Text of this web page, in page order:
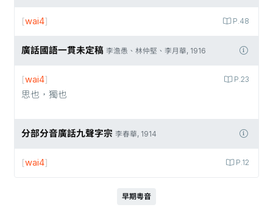
P.48
[wai4]
廣話國語一貫未定稿 李澹愚、林仲堅、李月華, 1916
P.23
[wai4]
思也，獨也
分部分音廣話九聲字宗 李春華, 1914
P.12
[wai4]
早期粵音